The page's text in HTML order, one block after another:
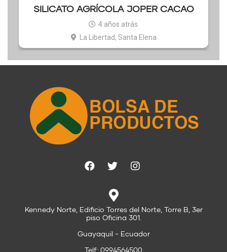
SILICATO AGRÍCOLA JOPER CACAO
4 años atrás
La Libertad, Santa Elena
Kennedy Norte, Edificio Torres del Norte, Torre B, 3er
piso Oficina 301.
Guayaquil - Ecuador
Telf: 0994564500